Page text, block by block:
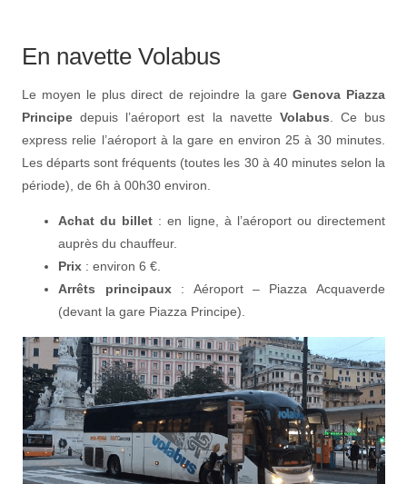
En navette Volabus
Le moyen le plus direct de rejoindre la gare Genova Piazza
Principe depuis l’aéroport est la navette Volabus . Ce bus
express relie l’aéroport à la gare en environ 25 à 30 minutes.
Les départs sont fréquents (toutes les 30 à 40 minutes selon la
période), de 6h à 00h30 environ.
Achat du billet : en ligne, à l’aéroport ou directement
auprès du chauffeur.
Prix : environ 6 €.
Arrêts principaux: Aéroport – Piazza Acquaverde
(devant la gare Piazza Principe).